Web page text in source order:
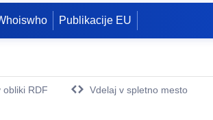
Publikacije EU
obliki RDF
Vdelaj v spletno mesto